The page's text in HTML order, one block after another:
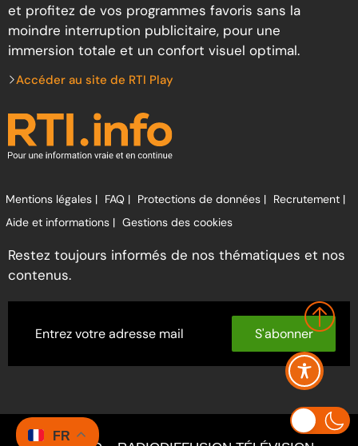
et profitez de vos programmes favoris sans la
moindre interruption publicitaire, pour une
immersion totale et un confort visuel optimal.
Accéder au site de RTI Play
Mentions légales | FAQ | Protections de données | Recrutement |
Aide et informations | Gestions des cookies
Restez toujours informés de nos thématiques et nos
contenus.
S'abonner
FR